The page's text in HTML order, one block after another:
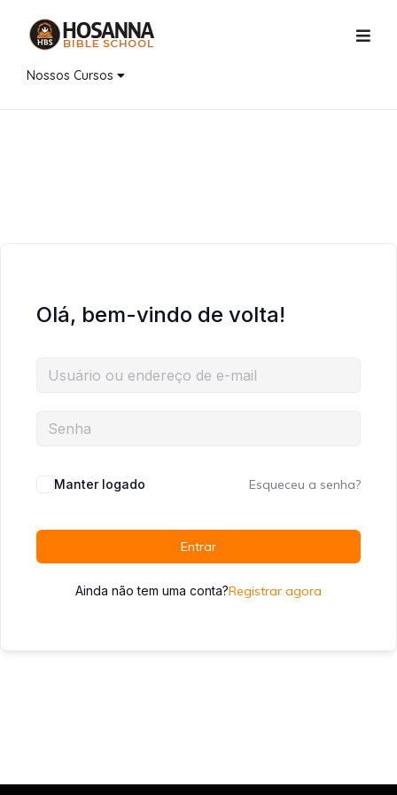
Nossos Cursos
Olá, bem-vindo de volta!
Manter logado Esqueceu a senha?
Entrar
Ainda não tem uma conta?Registrar agora